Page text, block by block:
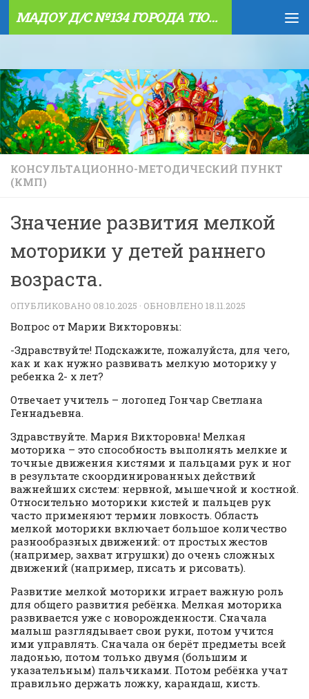
Skip to content МАДОУ Д/С №134 ГОРОДА ТЮМЕНИ
КОНСУЛЬТАЦИОННО-МЕТОДИЧЕСКИЙ ПУНКТ
(КМП)
Значение развития мелкой
моторики у детей раннего
возраста.
ОПУБЛИКОВАНО 08.10.2025 · ОБНОВЛЕНО 18.11.2025
Вопрос от Марии Викторовны:
-Здравствуйте! Подскажите, пожалуйста, для чего,
как и как нужно развивать мелкую моторику у
ребенка 2- х лет?
Отвечает учитель – логопед Гончар Светлана
Геннадьевна.
Здравствуйте. Мария Викторовна! Мелкая
моторика – это способность выполнять мелкие и
точные движения кистями и пальцами рук и ног
в результате скоординированных действий
важнейших систем: нервной, мышечной и костной.
Относительно моторики кистей и пальцев рук
часто применяют термин ловкость. Область
мелкой моторики включает большое количество
разнообразных движений: от простых жестов
(например, захват игрушки) до очень сложных
движений (например, писать и рисовать).
Развитие мелкой моторики играет важную роль
для общего развития ребёнка. Мелкая моторика
развивается уже с новорожденности. Сначала
малыш разглядывает свои руки, потом учится
ими управлять. Сначала он берёт предметы всей
ладонью, потом только двумя (большим и
указательным) пальчиками. Потом ребёнка учат
правильно держать ложку, карандаш, кисть.